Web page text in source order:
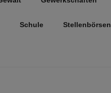
Schule Stellenbörsen